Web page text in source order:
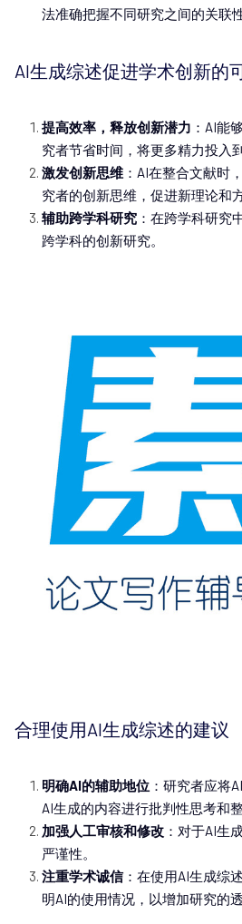
法准确把握不同研究之间的关联
AI生成综述促进学术创新的
提高效率，释放创新潜力 ：AI能
究者节省时间，将更多精力投入
激发创新思维 ：AI在整合文献时
究者的创新思维，促进新理论和
辅助跨学科研究 ：在跨学科研究
跨学科的创新研究。
合理使用AI生成综述的建议
明确AI的辅助地位 ：研究者应将
AI生成的内容进行批判性思考和整
加强人工审核和修改 ：对于AI生
严谨性。
注重学术诚信：在使用AI生成综
明AI的使用情况，以增加研究的透